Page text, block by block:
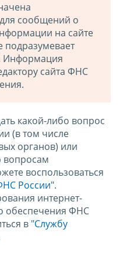
сообщений о
на сайте
Информация
сайта ФНС
какой-либо вопрос
(в том числе
органов) или
вопросам
воспользоваться
России".
интернет-
обеспечения ФНС
в "Службу